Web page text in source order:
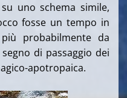
uno schema simile,
fosse un tempo in
probabilmente da
di passaggio dei
apotropaica.